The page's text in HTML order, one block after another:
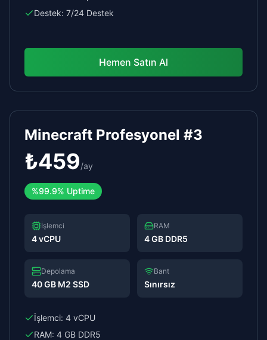
Destek: 7/24 Destek
Hemen Satın Al
Minecraft Profesyonel #3
₺459/ay
%99.9% Uptime
İşlemci
4 vCPU
RAM
4 GB DDR5
Depolama
40 GB M2 SSD
Bant
Sınırsız
İşlemci: 4 vCPU
RAM: 4 GB DDR5